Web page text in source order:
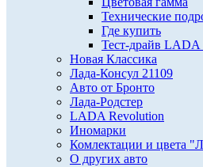
Технические
Где купить
Тест-драйв LADA
Новая Классика
Лада-Консул 21109
Авто от Бронто
Лада-Родстер
LADA Revolution
Иномарки
Комлектации и цвета
О других авто